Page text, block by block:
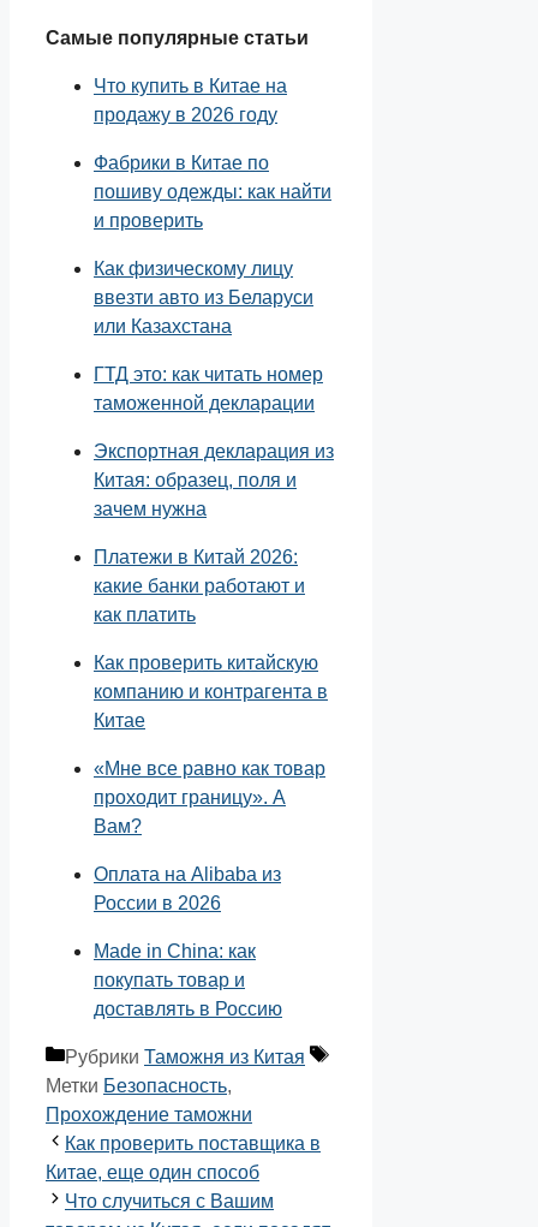
Самые популярные статьи
Что купить в Китае на
продажу в 2026 году
Фабрики в Китае по
пошиву одежды: как найти
и проверить
Как физическому лицу
ввезти авто из Беларуси
или Казахстана
ГТД это: как читать номер
таможенной декларации
Экспортная декларация из
Китая: образец, поля и
зачем нужна
Платежи в Китай 2026:
какие банки работают и
как платить
Как проверить китайскую
компанию и контрагента в
Китае
«Мне все равно как товар
проходит границу». А
Вам?
Оплата на Alibaba из
России в 2026
Made in China: как
покупать товар и
доставлять в Россию
Рубрики Таможня из Китая
Метки Безопасность,
Прохождение таможни
Как проверить поставщика в
Китае, еще один способ
Что случиться с Вашим